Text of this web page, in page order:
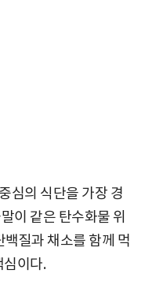
심의 식단을 가장 경
이 같은 탄수화물 위
질과 채소를 함께 먹
심이다.